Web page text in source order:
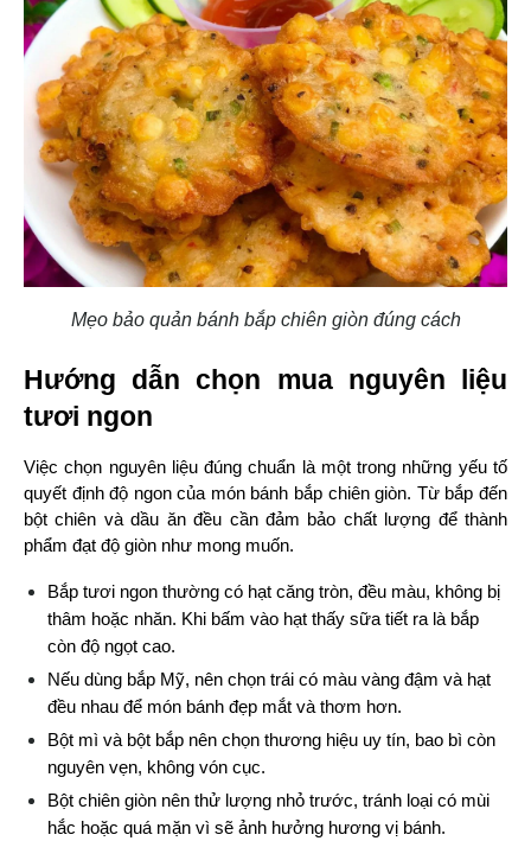
Mẹo bảo quản bánh bắp chiên giòn đúng cách
Hướng dẫn chọn mua nguyên liệu
tươi ngon
Việc chọn nguyên liệu đúng chuẩn là một trong những yếu tố
quyết định độ ngon của món bánh bắp chiên giòn. Từ bắp đến
bột chiên và dầu ăn đều cần đảm bảo chất lượng để thành
phẩm đạt độ giòn như mong muốn.
Bắp tươi ngon thường có hạt căng tròn, đều màu, không bị
thâm hoặc nhăn. Khi bấm vào hạt thấy sữa tiết ra là bắp
còn độ ngọt cao.
Nếu dùng bắp Mỹ, nên chọn trái có màu vàng đậm và hạt
đều nhau để món bánh đẹp mắt và thơm hơn.
Bột mì và bột bắp nên chọn thương hiệu uy tín, bao bì còn
nguyên vẹn, không vón cục.
Bột chiên giòn nên thử lượng nhỏ trước, tránh loại có mùi
hắc hoặc quá mặn vì sẽ ảnh hưởng hương vị bánh.